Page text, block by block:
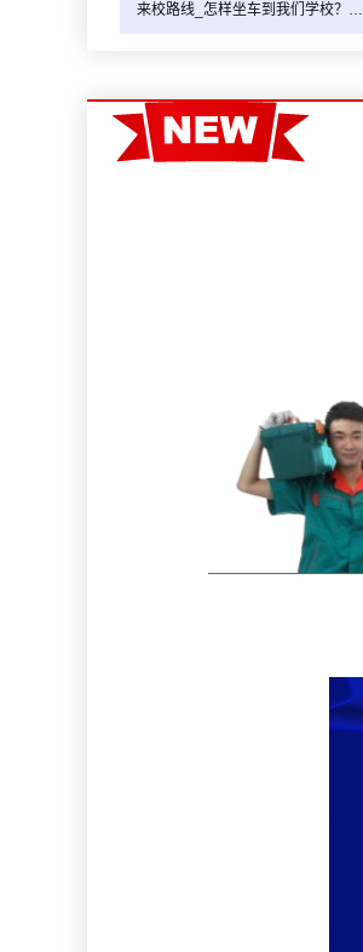
来校路线_怎样坐车到我们学校？…